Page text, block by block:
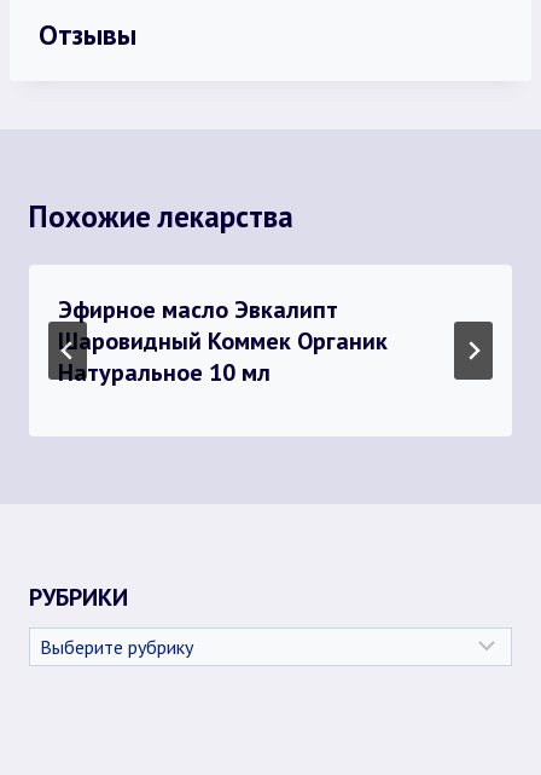
Отзывы
Похожие лекарства
Эфирное масло Эвкалипт
Шаровидный Коммек Органик
Натуральное 10 мл
РУБРИКИ
Рубрики